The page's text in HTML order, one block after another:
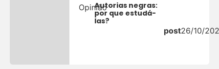
OpiniãoAutorias negras:
por que estudá-
las?
post26/10/